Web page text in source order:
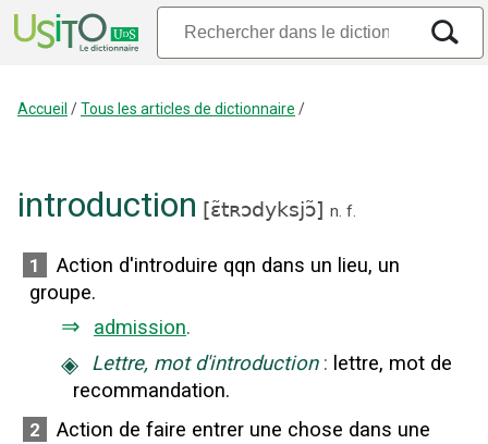
Accueil /Tous les articles de dictionnaire /
introduction [ɛ̃tʀɔdyksjɔ̃] n. f.
1
Action d'introduire qqn dans un lieu, un
groupe.
⇒ admission.
◈ Lettre, mot d'introduction : lettre, mot de
recommandation.
2
Action de faire entrer une chose dans une